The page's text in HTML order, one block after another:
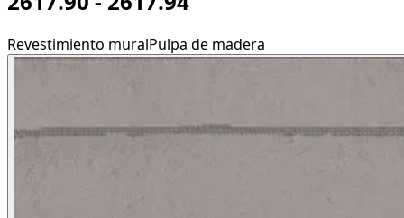
Revestimiento muralPulpa de madera